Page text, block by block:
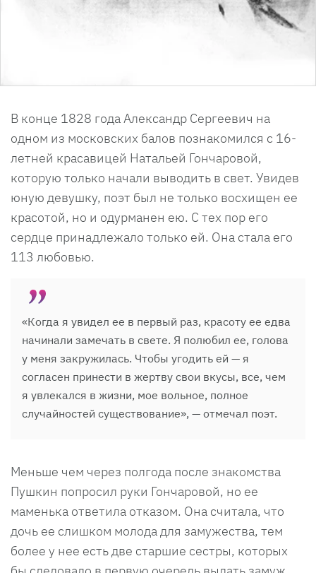
В конце 1828 года Александр Сергеевич на
одном из московских балов познакомился с 16-
летней красавицей Натальей Гончаровой,
которую только начали выводить в свет. Увидев
юную девушку, поэт был не только восхищен ее
красотой, но и одурманен ею. С тех пор его
сердце принадлежало только ей. Она стала его
113 любовью.
«Когда я увидел ее в первый раз, красоту ее едва
начинали замечать в свете. Я полюбил ее, голова
у меня закружилась. Чтобы угодить ей — я
согласен принести в жертву свои вкусы, все, чем
я увлекался в жизни, мое вольное, полное
случайностей существование», — отмечал поэт.
Меньше чем через полгода после знакомства
Пушкин попросил руки Гончаровой, но ее
маменька ответила отказом. Она считала, что
дочь ее слишком молода для замужества, тем
более у нее есть две старшие сестры, которых